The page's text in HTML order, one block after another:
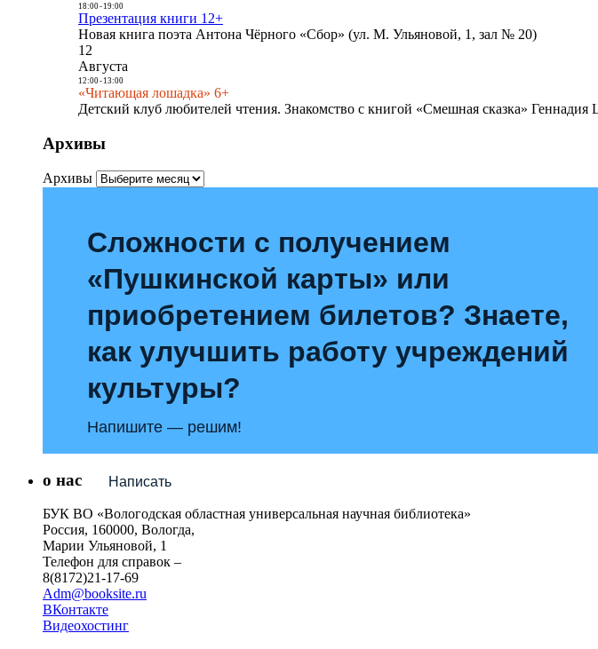
18:00- 19:00
Презентация книги 12+
Новая книга поэта Антона Чёрного «Сбор» (ул. М. Ульяновой, 1, зал № 20)
12
Августа
12:00- 13:00
«Читающая лошадка» 6+
Детский клуб любителей чтения. Знакомство с книгой «Смешная сказка»
Архивы
Архивы
Сложности с получением
«Пушкинской карты» или
приобретением билетов? Знаете,
как улучшить работу учреждений
культуры?
Напишите — решим!
Написать
о нас
БУК ВО «Вологодская областная универсальная научная библиотека»
Россия, 160000, Вологда,
Марии Ульяновой, 1
Телефон для справок –
8(8172)21-17-69
Adm@booksite.ru
ВКонтакте
Видеохостинг